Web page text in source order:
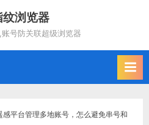
浏览器
号防关联超级浏览器
感平台管理多地账号，怎么避免串号和